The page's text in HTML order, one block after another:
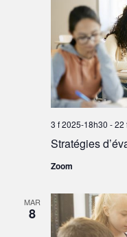
Stratégies
3 f 2025-18h30 -22
Zoom
MAR
8